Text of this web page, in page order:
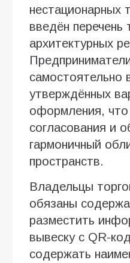
нестационарных
введён перечень
архитектурных
самостоятельно
утверждённых
оформления, что
согласования и
гармоничный
пространств.
Владельцы
обязаны
разместить
вывеску с QR-
содержать